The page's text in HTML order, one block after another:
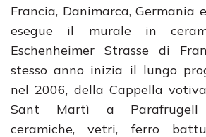
Francia, Danimarca, Germania
esegue il murale in
Eschenheimer Strasse di
stesso anno inizia il lungo
nel 2006, della Cappella
Sant Martì a Parafrugell
ceramiche, vetri, ferro